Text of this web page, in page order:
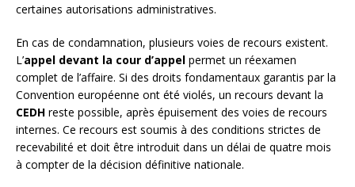
certaines autorisations administratives.
En cas de condamnation, plusieurs voies de recours existent.
L’appel devant la cour d’appel permet un réexamen
complet de l’affaire. Si des droits fondamentaux garantis par la
Convention européenne ont été violés, un recours devant la
CEDH reste possible, après épuisement des voies de recours
internes. Ce recours est soumis à des conditions strictes de
recevabilité et doit être introduit dans un délai de quatre mois
à compter de la décision définitive nationale.